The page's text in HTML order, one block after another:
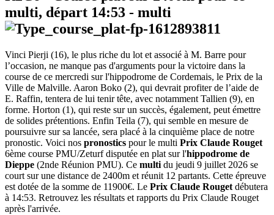
multi, départ 14:53 - multi
Vinci Pierji (16), le plus riche du lot et associé à M. Barre pour
l’occasion, ne manque pas d'arguments pour la victoire dans la
course de ce mercredi sur l'hippodrome de Cordemais, le Prix de la
Ville de Malville. Aaron Boko (2), qui devrait profiter de l’aide de
E. Raffin, tentera de lui tenir tête, avec notamment Tallien (9), en
forme. Horton (1), qui reste sur un succès, également, peut émettre
de solides prétentions. Enfin Teila (7), qui semble en mesure de
poursuivre sur sa lancée, sera placé à la cinquième place de notre
pronostic. Voici nos pronostics pour le multi Prix Claude Rouget
6ème course PMU/Zeturf disputée en plat sur l'hippodrome de
Dieppe (2nde Réunion PMU). Ce multi du jeudi 9 juillet 2026 se
court sur une distance de 2400m et réunit 12 partants. Cette épreuve
est dotée de la somme de 11900€. Le Prix Claude Rouget débutera
à 14:53. Retrouvez les résultats et rapports du Prix Claude Rouget
après l'arrivée.